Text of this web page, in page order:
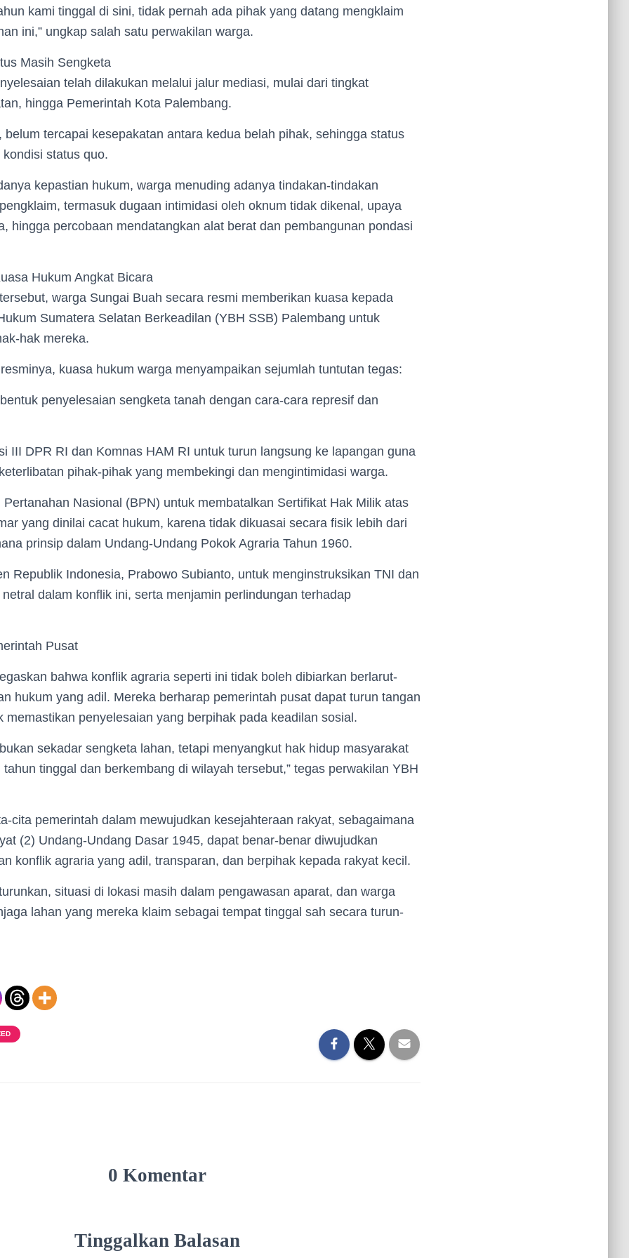
kami tinggal di sini, tidak pernah ada pihak yang datang mengklaim
ini,” ungkap salah satu perwakilan warga.
Masih Sengketa
telah dilakukan melalui jalur mediasi, mulai dari tingkat
hingga Pemerintah Kota Palembang.
belum tercapai kesepakatan antara kedua belah pihak, sehingga status
status quo.
kepastian hukum, warga menuding adanya tindakan-tindakan
termasuk dugaan intimidasi oleh oknum tidak dikenal, upaya
hingga percobaan mendatangkan alat berat dan pembangunan pondasi
Hukum Angkat Bicara
warga Sungai Buah secara resmi memberikan kuasa kepada
Sumatera Selatan Berkeadilan (YBH SSB) Palembang untuk
hak mereka.
kuasa hukum warga menyampaikan sejumlah tuntutan tegas:
penyelesaian sengketa tanah dengan cara-cara represif dan
III DPR RI dan Komnas HAM RI untuk turun langsung ke lapangan guna
pihak-pihak yang membekingi dan mengintimidasi warga.
Nasional (BPN) untuk membatalkan Sertifikat Hak Milik atas
yang dinilai cacat hukum, karena tidak dikuasai secara fisik lebih dari
prinsip dalam Undang-Undang Pokok Agraria Tahun 1960.
Republik Indonesia, Prabowo Subianto, untuk menginstruksikan TNI dan
dalam konflik ini, serta menjamin perlindungan terhadap
Pusat
bahwa konflik agraria seperti ini tidak boleh dibiarkan berlarut-
hukum yang adil. Mereka berharap pemerintah pusat dapat turun tangan
memastikan penyelesaian yang berpihak pada keadilan sosial.
sekadar sengketa lahan, tetapi menyangkut hak hidup masyarakat
tinggal dan berkembang di wilayah tersebut,” tegas perwakilan YBH
cita pemerintah dalam mewujudkan kesejahteraan rakyat, sebagaimana
(2) Undang-Undang Dasar 1945, dapat benar-benar diwujudkan
konflik agraria yang adil, transparan, dan berpihak kepada rakyat kecil.
situasi di lokasi masih dalam pengawasan aparat, dan warga
lahan yang mereka klaim sebagai tempat tinggal sah secara turun-
0 Komentar
Tinggalkan Balasan